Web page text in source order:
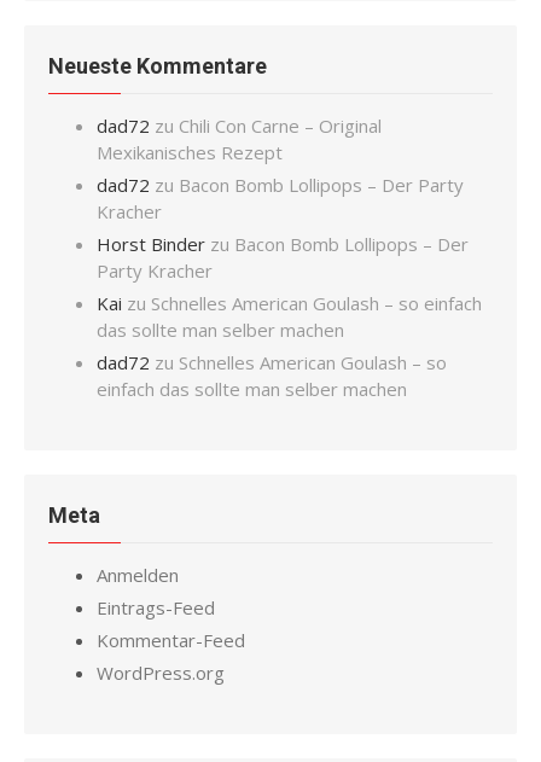
Neueste Kommentare
dad72 zu Chili Con Carne – Original
Mexikanisches Rezept
dad72 zu Bacon Bomb Lollipops – Der Party
Kracher
Horst Binder zu Bacon Bomb Lollipops – Der
Party Kracher
Kai zu Schnelles American Goulash – so einfach
das sollte man selber machen
dad72 zu Schnelles American Goulash – so
einfach das sollte man selber machen
Meta
Anmelden
Eintrags-Feed
Kommentar-Feed
WordPress.org